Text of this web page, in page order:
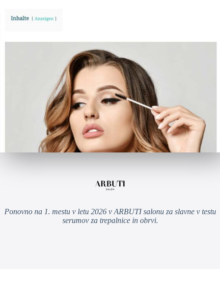
Ponovno na 1. mestu v letu 2026 v ARBUTI salonu za slavne v testu
serumov za trepalnice in obrvi.